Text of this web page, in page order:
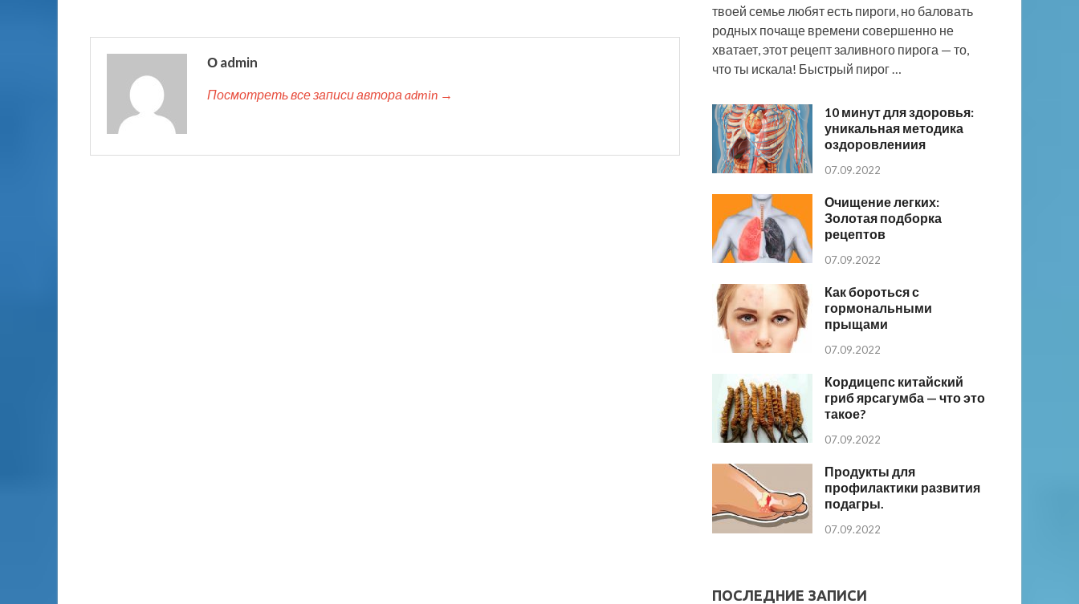
О admin
Посмотреть все записи автора admin →
твоей семье любят есть пироги, но баловать
родных почаще времени совершенно не
хватает, этот рецепт заливного пирога — то,
что ты искала! Быстрый пирог …
10 минут для здоровья:
уникальная методика
оздоровлениия
07.09.2022
Очищение легких:
Золотая подборка
рецептов
07.09.2022
Как бороться с
гормональными
прыщами
07.09.2022
Кордицепс китайский
гриб ярсагумба — что это
такое?
07.09.2022
Продукты для
профилактики развития
подагры.
07.09.2022
ПОСЛЕДНИЕ ЗАПИСИ